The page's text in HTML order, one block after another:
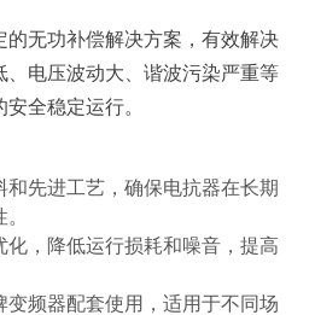
无功补偿解决方案，有效解决
电压波动大、谐波污染严重等
全稳定运行。
先进工艺，确保电抗器在长期
，降低运行损耗和噪音，提高
变频器配套使用，适用于不同场